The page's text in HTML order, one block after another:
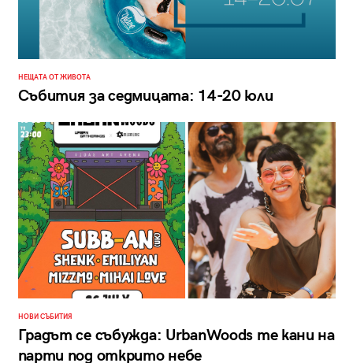
НЕЩАТА ОТ ЖИВОТА
Събития за седмицата: 14-20 юли
НОВИ СЪБИТИЯ
Градът се събужда: UrbanWoods те кани на
парти под открито небе